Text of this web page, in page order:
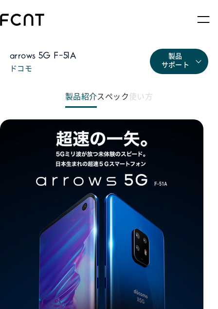
arrows 5G F-51A
ドコモ
製品紹介スペック使い方
製品
サポート